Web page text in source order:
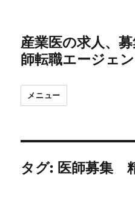
産業医の求人、
師転職エージェ
メニュー
タグ: 医師募集